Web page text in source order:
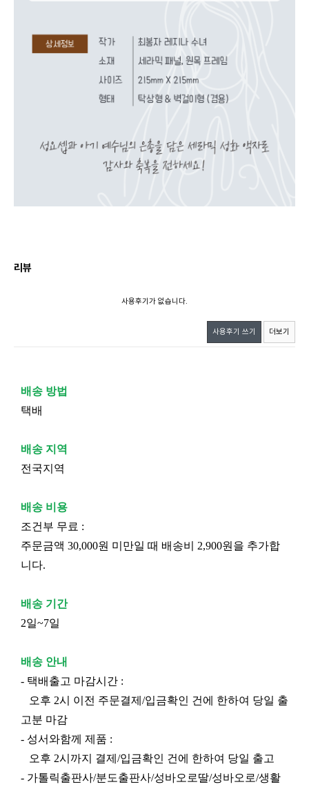
리뷰
사용후기가 없습니다.
사용후기 쓰기 더보기
배송 방법
택배
배송 지역
전국지역
배송 비용
조건부 무료 :
주문금액 30,000원 미만일 때 배송비 2,900원을 추가합
니다.
배송 기간
2일~7일
배송 안내
- 택배출고 마감시간 :
오후 2시 이전 주문결제/입금확인 건에 한하여 당일 출
고분 마감
- 성서와함께 제품 :
오후 2시까지 결제/입금확인 건에 한하여 당일 출고
- 가톨릭출판사/분도출판사/성바오로딸/성바오로/생활